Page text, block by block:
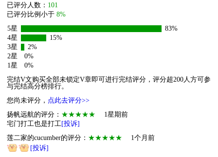
已评分人数： 101
已评分比例小于 8%
5星
83%
4星
15%
3星
2%
2星
0%
1星
0%
完结V文购买全部未锁定V章即可进行完结评分，评分超200人方可参
与完结高分榜排行。
您尚未评分， 点此去评分>>
扬帆远航的评分： ★★★★★
1星期前
宅门打工也是打工[投诉]
莲二家的cucumber的评分： ★★★★★
1个月前
[投诉]